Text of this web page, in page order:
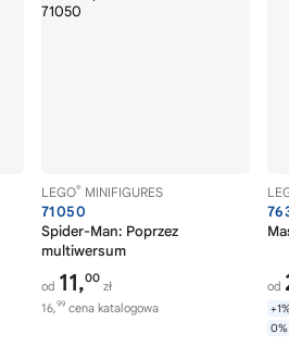
LEGO® MINIFIGURES
71050
Spider-Man: Poprzez
multiwersum
od 11,00
zł
16,99 cena katalogowa
od
0%